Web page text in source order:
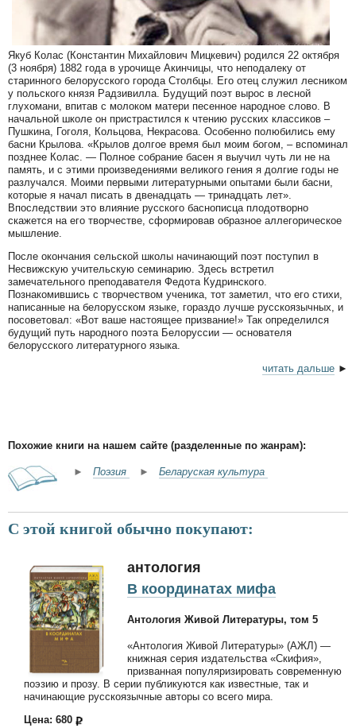
Якуб Колас (Константин Михайлович Мицкевич) родился 22 октября
(3 ноября) 1882 года в урочище Акинчицы, что неподалеку от
старинного белорусского города Столбцы. Его отец служил лесником
у польского князя Радзивилла. Будущий поэт вырос в лесной
глухомани, впитав с молоком матери песенное народное слово. В
начальной школе он пристрастился к чтению русских классиков –
Пушкина, Гоголя, Кольцова, Некрасова. Особенно полюбились ему
басни Крылова. «Крылов долгое время был моим богом, – вспоминал
позднее Колас. — Полное собрание басен я выучил чуть ли не на
память, и с этими произведениями великого гения я долгие годы не
разлучался. Моими первыми литературными опытами были басни,
которые я начал писать в двенадцать — тринадцать лет».
Впоследствии это влияние русского баснописца плодотворно
скажется на его творчестве, сформировав образное аллегорическое
мышление.
После окончания сельской школы начинающий поэт поступил в
Несвижскую учительскую семинарию. Здесь встретил
замечательного преподавателя Федота Кудринского.
Познакомившись с творчеством ученика, тот заметил, что его стихи,
написанные на белорусском языке, гораздо лучше русскоязычных, и
посоветовал: «Вот ваше настоящее призвание!» Так определился
будущий путь народного поэта Белоруссии — основателя
белорусского литературного языка.
читать дальше ►
Похожие книги на нашем сайте (разделенные по жанрам):
► Поэзия ► Беларуская культура
С этой книгой обычно покупают:
антология
В координатах мифа
Антология Живой Литературы, том 5
«Антология Живой Литературы» (АЖЛ) —
книжная серия издательства «Скифия»,
призванная популяризировать современную
поэзию и прозу. В серии публикуются как известные, так и
начинающие русскоязычные авторы со всего мира.
Цена: 680